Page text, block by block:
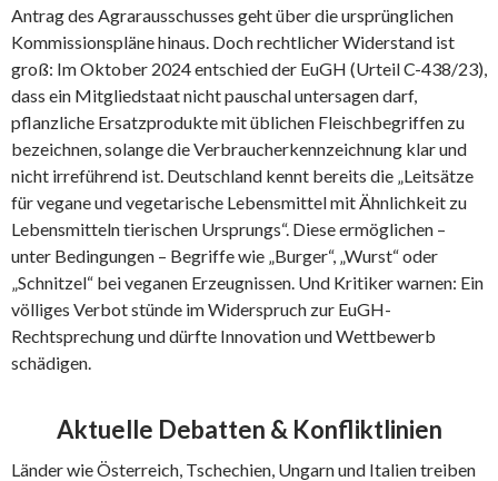
Antrag des Agrarausschusses geht über die ursprünglichen
Kommissionspläne hinaus. Doch rechtlicher Widerstand ist
groß: Im Oktober 2024 entschied der EuGH (Urteil C-438/23),
dass ein Mitgliedstaat nicht pauschal untersagen darf,
pflanzliche Ersatzprodukte mit üblichen Fleischbegriffen zu
bezeichnen, solange die Verbraucherkennzeichnung klar und
nicht irreführend ist. Deutschland kennt bereits die „Leitsätze
für vegane und vegetarische Lebensmittel mit Ähnlichkeit zu
Lebensmitteln tierischen Ursprungs“. Diese ermöglichen –
unter Bedingungen – Begriffe wie „Burger“, „Wurst“ oder
„Schnitzel“ bei veganen Erzeugnissen. Und Kritiker warnen: Ein
völliges Verbot stünde im Widerspruch zur EuGH-
Rechtsprechung und dürfte Innovation und Wettbewerb
schädigen.
Aktuelle Debatten & Konfliktlinien
Länder wie Österreich, Tschechien, Ungarn und Italien treiben